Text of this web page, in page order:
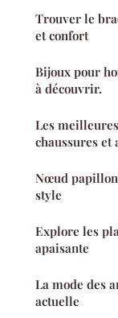
Trouver le
et confort
Bijoux pour
à découvrir.
Les
chaussures et
Nœud
style
Explore les
apaisante
La mode des
actuelle